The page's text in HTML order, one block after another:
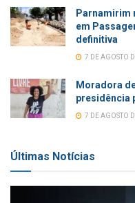
Parnamirim
em
definitiva
7 DE AGOSTO
Moradora
presidência
7 DE AGOSTO
Últimas Notícias